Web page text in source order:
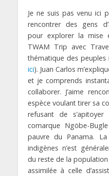
Je ne suis pas venu ici
rencontrer des gens
pour explorer la mise
TWAM Trip avec
thématique des peuples
ici). Juan Carlos
et je comprends
collaborer. J’aime
espèce voulant tirer sa
refusant de
comarque Ngöbe-
pauvre du Panama.
indigènes n’est
du reste de la
assimilée à celle